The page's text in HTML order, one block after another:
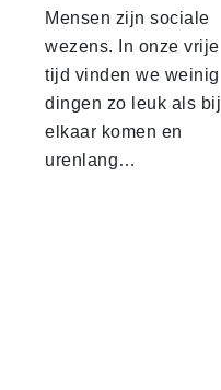
Mensen zijn sociale
wezens. In onze vrije
tijd vinden we weinig
dingen zo leuk als bij
elkaar komen en
urenlang…